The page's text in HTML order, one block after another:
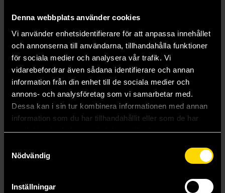
Denna webbplats använder cookies
Vi använder enhetsidentifierare för att anpassa innehållet
och annonserna till användarna, tillhandahålla funktioner
för sociala medier och analysera vår trafik. Vi
vidarebefordrar även sådana identifierare och annan
information från din enhet till de sociala medier och
annons- och analysföretag som vi samarbetar med.
Dessa kan i sin tur kombinera informationen med annan
information som du har tillhandahållit eller som de har
samlat in när du har använt deras tjänster.
Nödvändig
Inställningar
The Rats (50th Anniversary Edition)
James Herbert
179 kr
Längre leveranstid
Domain
James Herbert
179 kr